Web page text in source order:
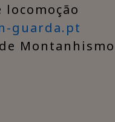
guarda.pt